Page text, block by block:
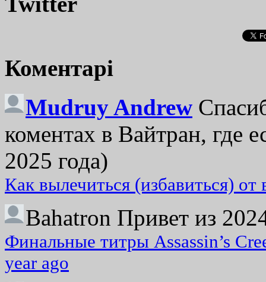
Коментарі
Mudruy Andrew
коментах в Вайтран, где
2025 года)
Как вылечиться (избавиться)
Bahatron Привет из
Финальные титры Assassin’s
year ago